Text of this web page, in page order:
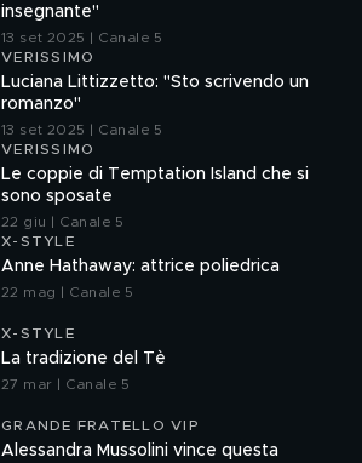
insegnante"
13 set 2025 | Canale 5
VERISSIMO
Luciana Littizzetto: "Sto scrivendo un
romanzo"
13 set 2025 | Canale 5
VERISSIMO
Le coppie di Temptation Island che si
sono sposate
22 giu | Canale 5
X-STYLE
Anne Hathaway: attrice poliedrica
22 mag | Canale 5
X-STYLE
La tradizione del Tè
27 mar | Canale 5
GRANDE FRATELLO VIP
Alessandra Mussolini vince questa